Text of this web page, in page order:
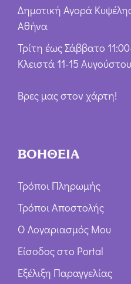
Δημοτική Αγορά
Αθήνα
Τρίτη έως Σάββατο
Κλειστά 11-15 Αυγούστου
Βρες μας στον χάρτη!
ΒΟΗΘΕΙΑ
Τρόποι Πληρωμής
Τρόποι Αποστολής
Ο Λογαριασμός Μου
Είσοδος στο Portal
Εξέλιξη Παραγγελίας